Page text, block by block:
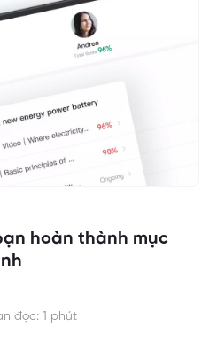
hoàn thành mục
đọc: 1 phút